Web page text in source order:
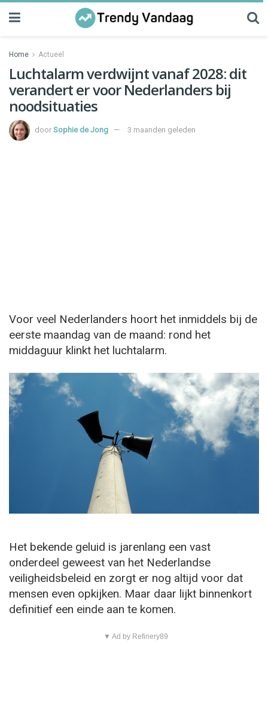
Home Actueel
Luchtalarm verdwijnt vanaf 2028: dit
verandert er voor Nederlanders bij
noodsituaties
door Sophie de Jong 3 maanden geleden
Voor veel Nederlanders hoort het inmiddels bij de
eerste maandag van de maand: rond het
middaguur klinkt het luchtalarm.
Het bekende geluid is jarenlang een vast
onderdeel geweest van het Nederlandse
veiligheidsbeleid en zorgt er nog altijd voor dat
mensen even opkijken. Maar daar lijkt binnenkort
definitief een einde aan te komen.
▼ Ad by Refinery89